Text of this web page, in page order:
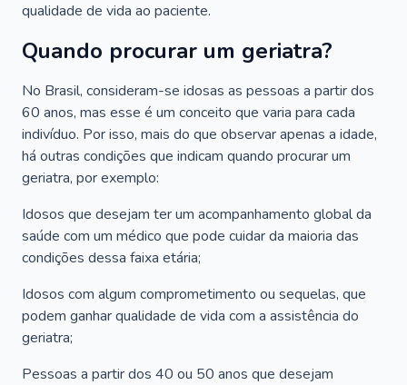
qualidade de vida ao paciente.
Quando procurar um geriatra?
No Brasil, consideram-se idosas as pessoas a partir dos
60 anos, mas esse é um conceito que varia para cada
indivíduo. Por isso, mais do que observar apenas a idade,
há outras condições que indicam quando procurar um
geriatra, por exemplo:
Idosos que desejam ter um acompanhamento global da
saúde com um médico que pode cuidar da maioria das
condições dessa faixa etária;
Idosos com algum comprometimento ou sequelas, que
podem ganhar qualidade de vida com a assistência do
geriatra;
Pessoas a partir dos 40 ou 50 anos que desejam